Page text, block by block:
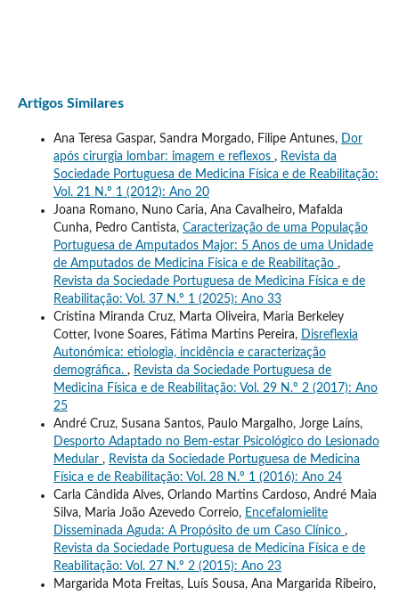
Artigos Similares
Ana Teresa Gaspar, Sandra Morgado, Filipe Antunes, Dor
após cirurgia lombar: imagem e reflexos , Revista da
Sociedade Portuguesa de Medicina Física e de Reabilitação:
Vol. 21 N.º 1 (2012): Ano 20
Joana Romano, Nuno Caria, Ana Cavalheiro, Mafalda
Cunha, Pedro Cantista, Caracterização de uma População
Portuguesa de Amputados Major: 5 Anos de uma Unidade
de Amputados de Medicina Física e de Reabilitação ,
Revista da Sociedade Portuguesa de Medicina Física e de
Reabilitação: Vol. 37 N.º 1 (2025): Ano 33
Cristina Miranda Cruz, Marta Oliveira, Maria Berkeley
Cotter, Ivone Soares, Fátima Martins Pereira, Disreflexia
Autonómica: etiologia, incidência e caracterização
demográfica. , Revista da Sociedade Portuguesa de
Medicina Física e de Reabilitação: Vol. 29 N.º 2 (2017): Ano
25
André Cruz, Susana Santos, Paulo Margalho, Jorge Laíns,
Desporto Adaptado no Bem-estar Psicológico do Lesionado
Medular , Revista da Sociedade Portuguesa de Medicina
Física e de Reabilitação: Vol. 28 N.º 1 (2016): Ano 24
Carla Cândida Alves, Orlando Martins Cardoso, André Maia
Silva, Maria João Azevedo Correio, Encefalomielite
Disseminada Aguda: A Propósito de um Caso Clínico ,
Revista da Sociedade Portuguesa de Medicina Física e de
Reabilitação: Vol. 27 N.º 2 (2015): Ano 23
Margarida Mota Freitas, Luís Sousa, Ana Margarida Ribeiro,